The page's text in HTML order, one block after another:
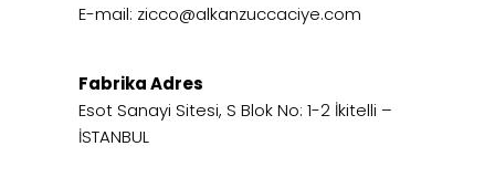
E-mail: zicco@alkanzuccaciye.com
Fabrika Adres
Esot Sanayi Sitesi, S Blok No: 1-2 İkitelli –
İSTANBUL